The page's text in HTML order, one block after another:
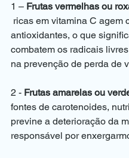
1 – Frutas vermelhas ou
antioxidantes, o que
combatem os radicais
na prevenção de perda de
2 - Frutas amarelas ou
fontes de carotenoides,
previne a deterioração da
responsável por